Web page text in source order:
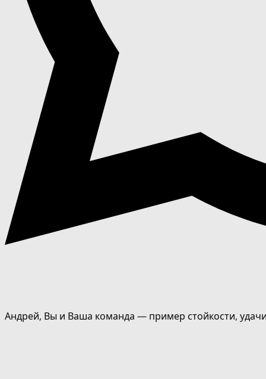
Андрей, Вы и Ваша команда — пример стойкости,